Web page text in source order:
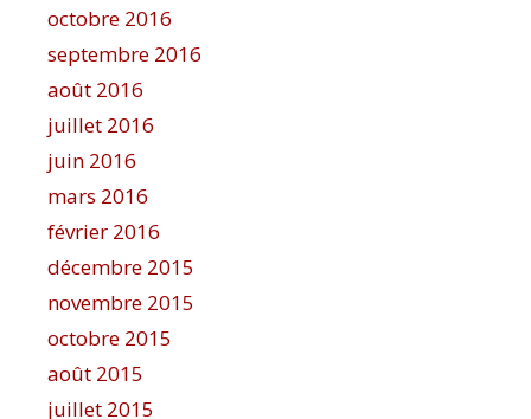
octobre 2016
septembre 2016
août 2016
juillet 2016
juin 2016
mars 2016
février 2016
décembre 2015
novembre 2015
octobre 2015
août 2015
juillet 2015